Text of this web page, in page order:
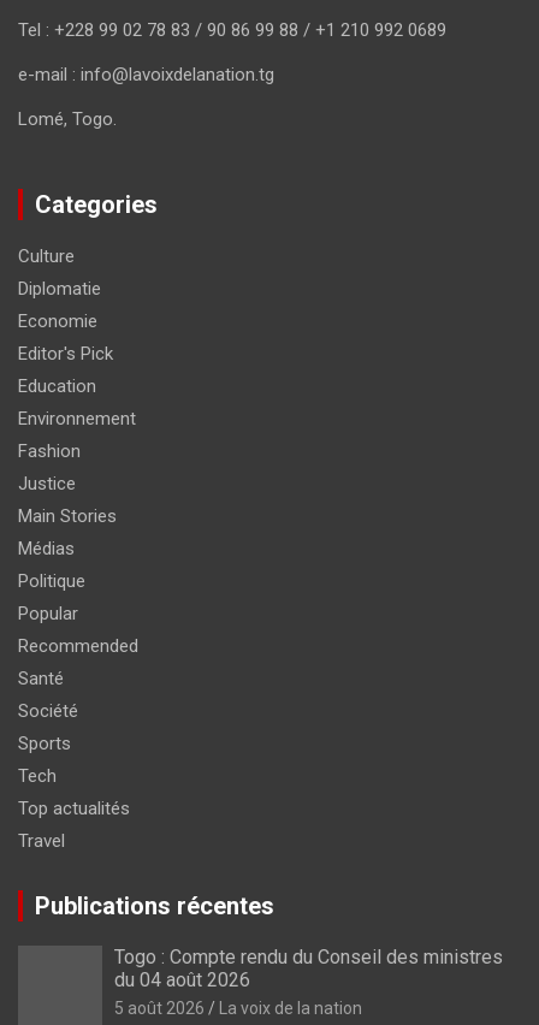
Tel : +228 99 02 78 83 / 90 86 99 88 / +1 210 992 0689
e-mail : info@lavoixdelanation.tg
Lomé, Togo.
Categories
Culture
Diplomatie
Economie
Editor's Pick
Education
Environnement
Fashion
Justice
Main Stories
Médias
Politique
Popular
Recommended
Santé
Société
Sports
Tech
Top actualités
Travel
Publications récentes
Togo : Compte rendu du Conseil des ministres
du 04 août 2026
5 août 2026 La voix de la nation